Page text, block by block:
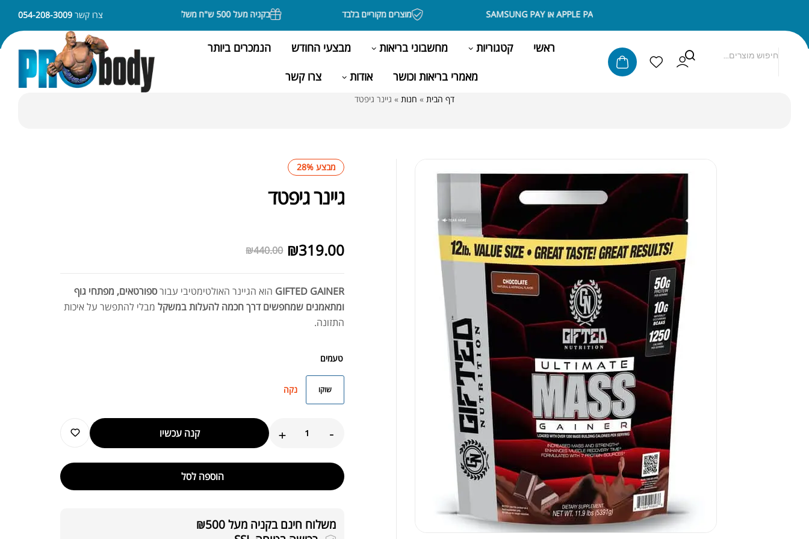
מוצרים מקוריים בלבד בקניה מעל 500 ש"ח משלוח חינם ניתן לשלם באמצעות APPLE PAY או SAMSUNG PAY
צרו קשר 054-208-3009
ראשי קטגוריות מחשבוני בריאות מבצעי החודש
הנמכרים ביותר
מאמרי בריאות וכושר
אודות צרו קשר
דף הבית » חנות » גיינר גיפטד
מבצע 28%
גיינר גיפטד
₪440.00 ₪319.00
GIFTED GAINER הוא הגיינר האולטימטיבי עבורספורטאים, מפתחי גוף
ומתאמנים שמחפשים דרך חכמה להעלות במשקלמבלי להתפשר על איכות
התזונה.
טעמים
שוקו נקה
-
+ קנה עכשיו
הוספה לסל
משלוח חינם בקניה מעל ₪500